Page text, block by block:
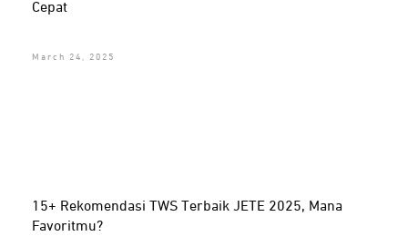
Cepat
March 24, 2025
15+ Rekomendasi TWS Terbaik JETE 2025, Mana
Favoritmu?